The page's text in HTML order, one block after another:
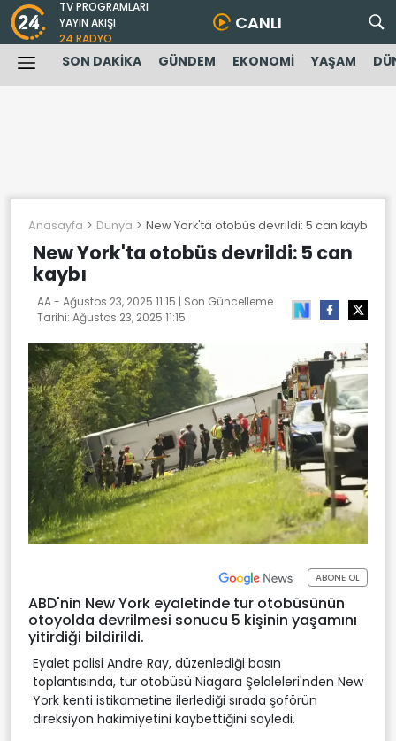
TV PROGRAMLARI
YAYIN AKIŞI
24 RADYO
CANLI
SON DAKİKA GÜNDEM EKONOMİ YAŞAM
Anasayfa Dunya New York'ta otobüs devrildi: 5 can kaybı
New York'ta otobüs devrildi: 5 can
kaybı
AA - Ağustos 23, 2025 11:15 | Son Güncelleme
Tarihi: Ağustos 23, 2025 11:15
ABONE OL
ABD'nin New York eyaletinde tur otobüsünün
otoyolda devrilmesi sonucu 5 kişinin yaşamını
yitirdiği bildirildi.
Eyalet polisi Andre Ray, düzenlediği basın
toplantısında, tur otobüsü Niagara Şelaleleri'nden New
York kenti istikametine ilerlediği sırada şoförün
direksiyon hakimiyetini kaybettiğini söyledi.